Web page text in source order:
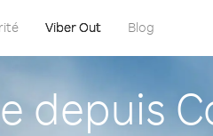
Viber Out Blog
depuis